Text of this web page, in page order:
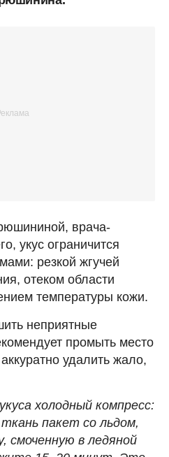
врача-
укус ограничится
резкой жгучей
отеком области
температуры кожи.
неприятные
промыть место
удалить жало,
холодный компресс:
пакет со льдом,
смоченную в ледяной